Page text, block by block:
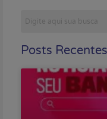
Posts